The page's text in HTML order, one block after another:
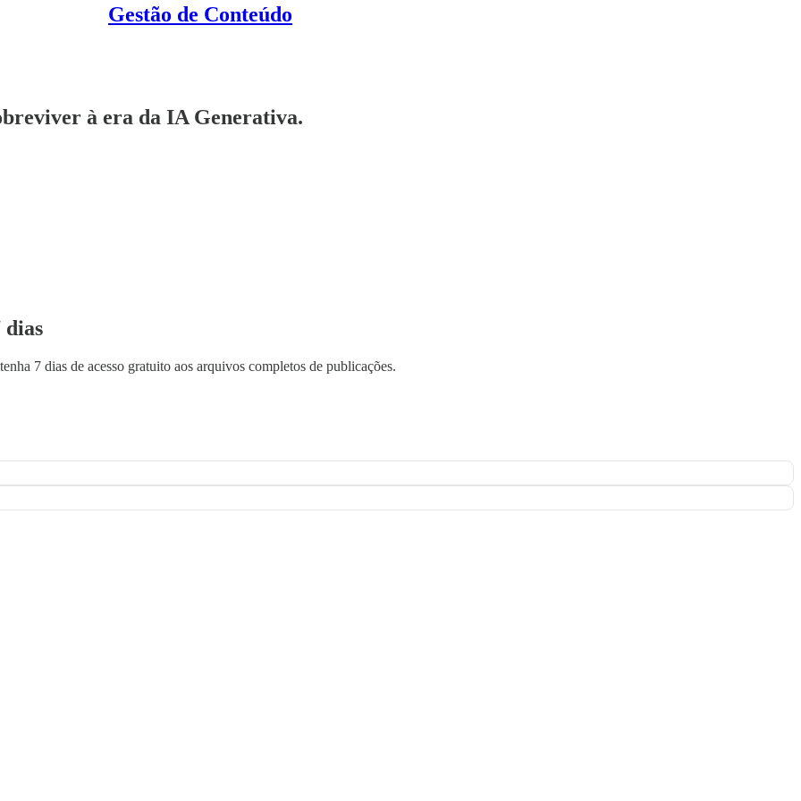
Gestão de Conteúdo
à era da IA Generativa.
dias
7 dias de acesso gratuito aos arquivos completos de publicações.